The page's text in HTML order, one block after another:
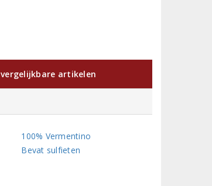
vergelijkbare artikelen
100% Vermentino
Bevat sulfieten